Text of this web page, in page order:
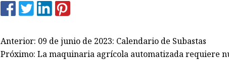
Anterior: 09 de junio de 2023: Calendario de Subastas
Próximo: La maquinaria agrícola automatizada requiere